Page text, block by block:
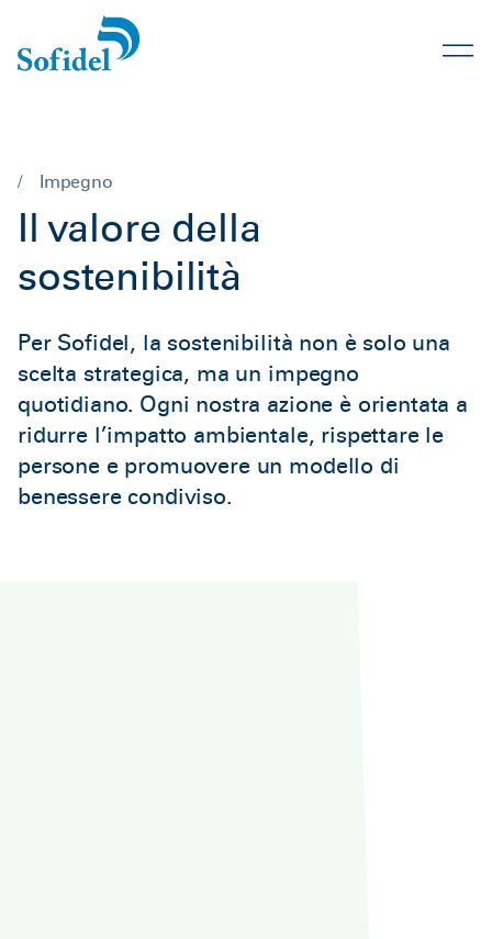
/ Impegno
Il valore della
sostenibilità
Per Sofidel, la sostenibilità non è solo una
scelta strategica, ma un impegno
quotidiano. Ogni nostra azione è orientata a
ridurre l’impatto ambientale, rispettare le
persone e promuovere un modello di
benessere condiviso.